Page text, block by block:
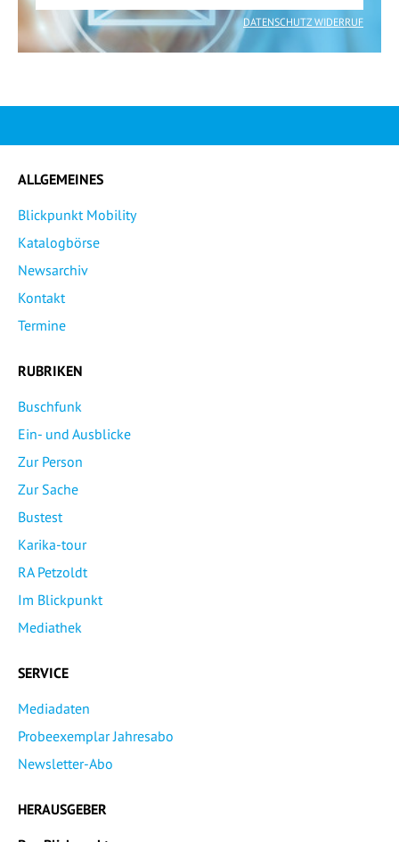
DATENSCHUTZ WIDERRUF
ALLGEMEINES
Blickpunkt Mobility
Katalogbörse
Newsarchiv
Kontakt
Termine
RUBRIKEN
Buschfunk
Ein- und Ausblicke
Zur Person
Zur Sache
Bustest
Karika-tour
RA Petzoldt
Im Blickpunkt
Mediathek
SERVICE
Mediadaten
Probeexemplar Jahresabo
Newsletter-Abo
HERAUSGEBER